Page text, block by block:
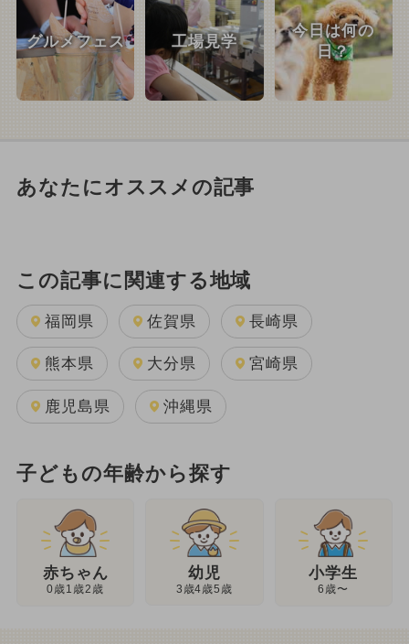
グルメフェス 工場見学
今日は何の
日？
あなたにオススメの記事
この記事に関連する地域
福岡県 佐賀県 長崎県
熊本県 大分県 宮崎県
鹿児島県 沖縄県
子どもの年齢から探す
赤ちゃん
0歳1歳2歳
幼児
3歳4歳5歳
小学生
6歳〜